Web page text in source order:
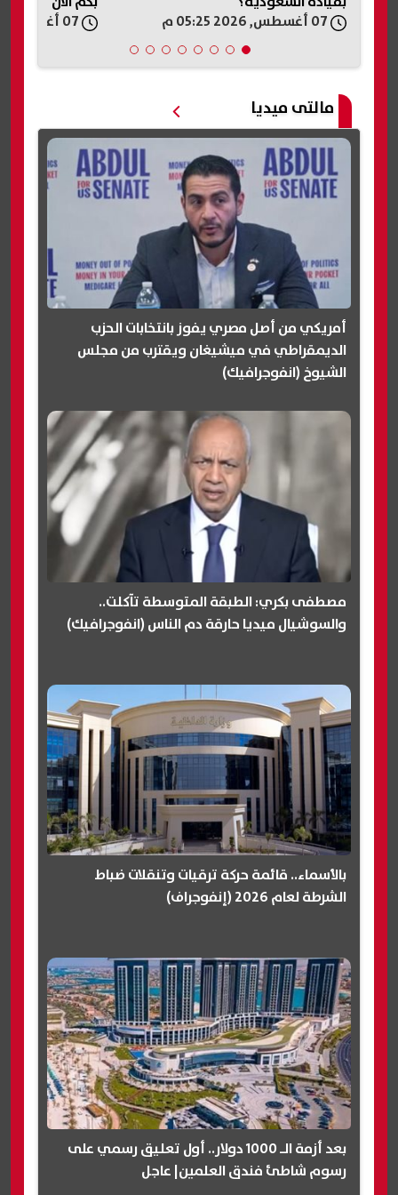
مالتى ميديا
أمريكي من أصل مصري يفوز بانتخابات الحزب
الديمقراطي في ميشيغان ويقترب من مجلس
الشيوخ (انفوجرافيك)
مصطفى بكري: الطبقة المتوسطة تآكلت..
والسوشيال ميديا حارقة دم الناس (انفوجرافيك)
بالأسماء.. قائمة حركة ترقيات وتنقلات ضباط
الشرطة لعام 2026 (إنفوجراف)
بعد أزمة الـ 1000 دولار.. أول تعليق رسمي على
رسوم شاطئ فندق العلمين| عاجل